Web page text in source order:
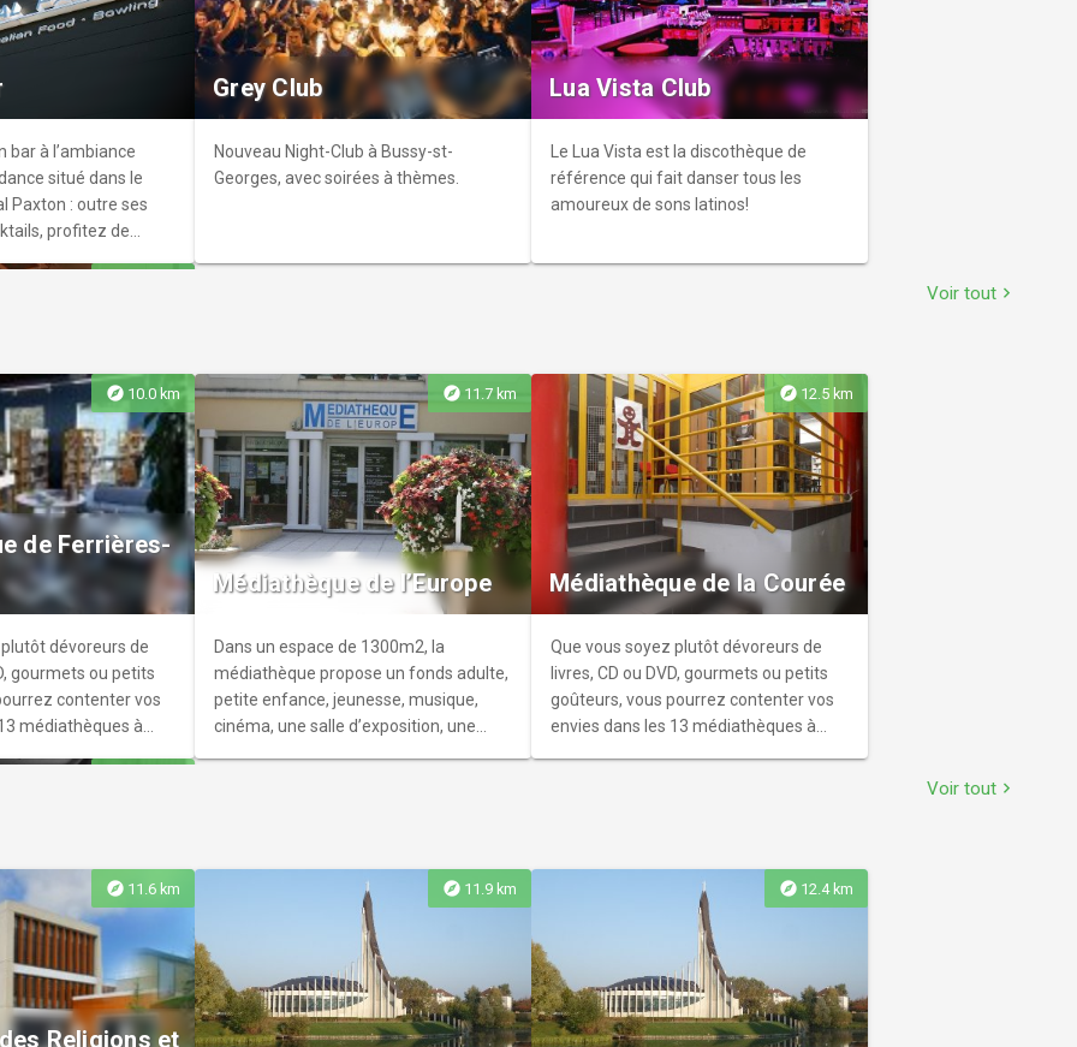
sur-Gondoire
bar à l’ambiance
situé dans le
Paxton : outre ses
profitez de
Grey Club
Nouveau Night-Club à Bussy-st-
Georges, avec soirées à thèmes.
Lua Vista Club
Le Lua Vista est la discothèque de
référence qui fait danser tous les
amoureux de sons latinos!
- Cave et
du nouveau
Venez profiter
de sa salle pour
Grands crus, bière
etc. vous trouverez
!
Voir tout chevron_right
explore 10.0 km
de Ferrières-
dévoreurs de
gourmets ou petits
contenter vos
médiathèques à
explore 11.7 km
Médiathèque de l’Europe
Dans un espace de 1300m2, la
médiathèque propose un fonds adulte,
petite enfance, jeunesse, musique,
cinéma, une salle d’exposition, une
explore 12.5 km
Médiathèque de la Courée
Que vous soyez plutôt dévoreurs de
livres, CD ou DVD, gourmets ou petits
goûteurs, vous pourrez contenter vos
envies dans les 13 médiathèques à
Henri Cartier-
dévoreurs de
Voir tout chevron_right
explore 11.6 km
Religions et
explore 11.9 km explore 12.4 km